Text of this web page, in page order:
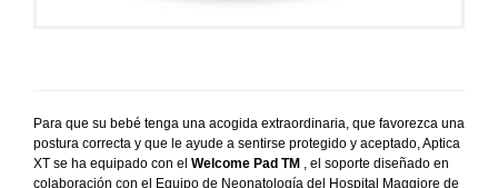
Para que su bebé tenga una acogida extraordinaria, que favorezca una
postura correcta y que le ayude a sentirse protegido y aceptado, Aptica
XT se ha equipado con el Welcome Pad TM
, el soporte diseñado en
colaboración con el Equipo de Neonatología del Hospital Maggiore de